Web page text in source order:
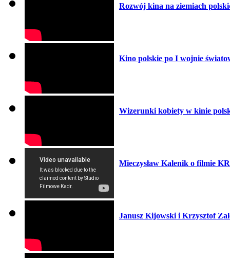
Rozwój kina na ziemiach
Kino polskie po I wojnie
Wizerunki kobiety w kinie
Mieczysław Kalenik o filmie
Janusz Kijowski i Krzysztof